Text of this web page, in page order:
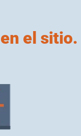
el sitio.